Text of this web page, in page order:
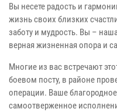
Вы несете радость и
жизнь своих близких
заботу и мудрость. Вы –
верная жизненная опора и
Многие из вас встречают
боевом посту, в районе
операции. Ваше
самоотверженное